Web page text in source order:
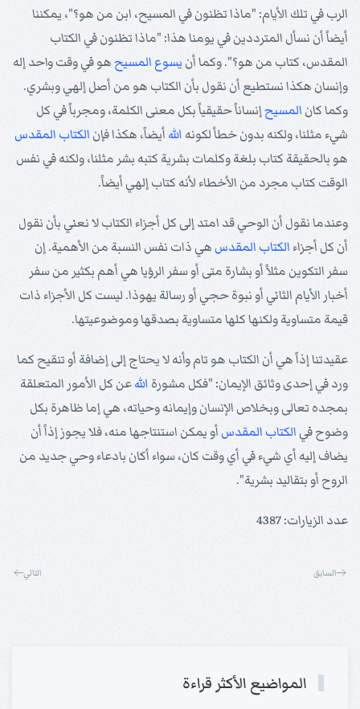
الرب في تلك الأيام: "ماذا تظنون في المسيح، ابن من هو؟"، يمكننا
أيضاً أن نسأل المترددين في يومنا هذا: "ماذا تظنون في الكتاب
المقدس، كتاب من هو؟". وكما أن يسوع المسيحهو في وقت واحد إله
وإنسان هكذا نستطيع أن نقول بأن الكتاب هو من أصل إلهي وبشري.
وكما كان المسيحإنساناً حقيقياً بكل معنى الكلمة، ومجرباً في كل
شيء مثلنا، ولكنه بدون خطأ لكونه الله أيضاً، هكذا فإن الكتاب المقدس
هو بالحقيقة كتاب بلغة وكلمات بشرية كتبه بشر مثلنا، ولكنه في نفس
الوقت كتاب مجرد من الأخطاء لأنه كتاب إلهي أيضاً.
وعندما نقول أن الوحي قد امتد إلى كل أجزاء الكتاب لا نعني بأن نقول
أن كل أجزاء الكتاب المقدس هي ذات نفس النسبة من الأهمية. إن
سفر التكوين مثلاً أو بشارة متى أو سفر الرؤيا هي أهم بكثير من سفر
أخبار الأيام الثاني أو نبوة حجي أو رسالة يهوذا. ليست كل الأجزاء ذات
قيمة متساوية ولكنها كلها متساوية بصدقها وموضوعيتها.
عقيدتنا إذاً هي أن الكتاب هو تام وأنه لا يحتاج إلى إضافة أو تنقيح كما
ورد في إحدى وثائق الإيمان: "فكل مشورة اللهعن كل الأمور المتعلقة
بمجده تعالى وبخلاص الإنسان وإيمانه وحياته، هي إما ظاهرة بكل
وضوح في الكتاب المقدس أو يمكن استنتاجها منه، فلا يجوز إذاً أن
يضاف إليه أي شيء في أي وقت كان، سواء أكان بادعاء وحي جديد من
الروح أو بتقاليد بشرية".
عدد الزيارات: 4387
السابق التالي
المواضيع الأكثر قراءة